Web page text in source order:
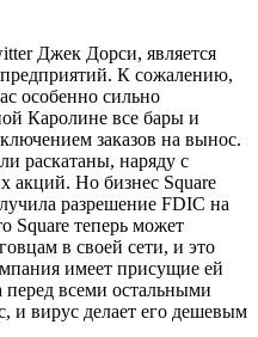
Джек Дорси, является
К сожалению,
особенно сильно
Каролине все бары и
заказов на вынос.
раскатаны, наряду с
акций. Но бизнес Square
разрешение FDIC на
Square теперь может
в своей сети, и это
имеет присущие ей
всеми остальными
и вирус делает его дешевым